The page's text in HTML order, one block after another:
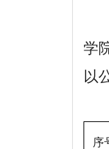
学
以
序